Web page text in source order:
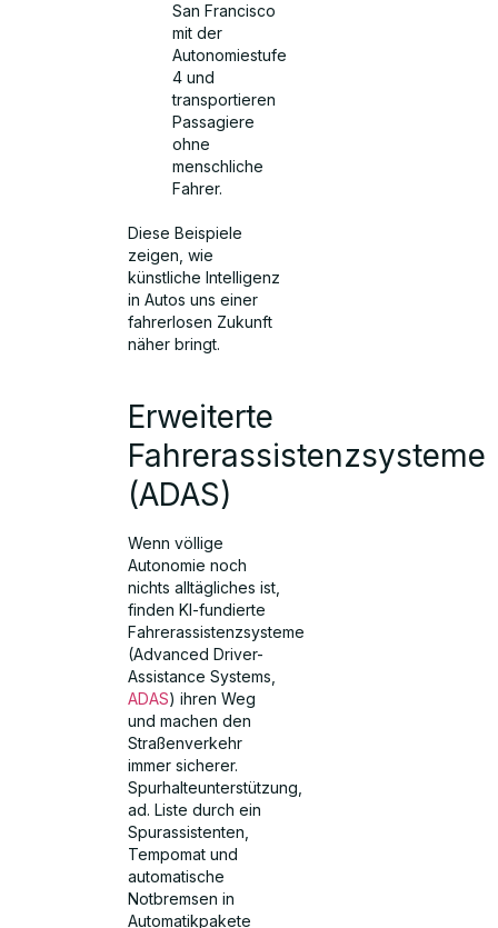
San Francisco
mit der
Autonomiestufe
4 und
transportieren
Passagiere
ohne
menschliche
Fahrer.
Diese Beispiele
zeigen, wie
künstliche Intelligenz
in Autos uns einer
fahrerlosen Zukunft
näher bringt.
Erweiterte
Fahrerassistenzsysteme
(ADAS)
Wenn völlige
Autonomie noch
nichts alltägliches ist,
finden KI-fundierte
Fahrerassistenzsysteme
(Advanced Driver-
Assistance Systems,
ADAS) ihren Weg
und machen den
Straßenverkehr
immer sicherer.
Spurhalteunterstützung,
ad. Liste durch ein
Spurassistenten,
Tempomat und
automatische
Notbremsen in
Automatikpakete